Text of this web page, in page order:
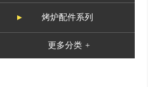
烤炉配件系列
更多分类